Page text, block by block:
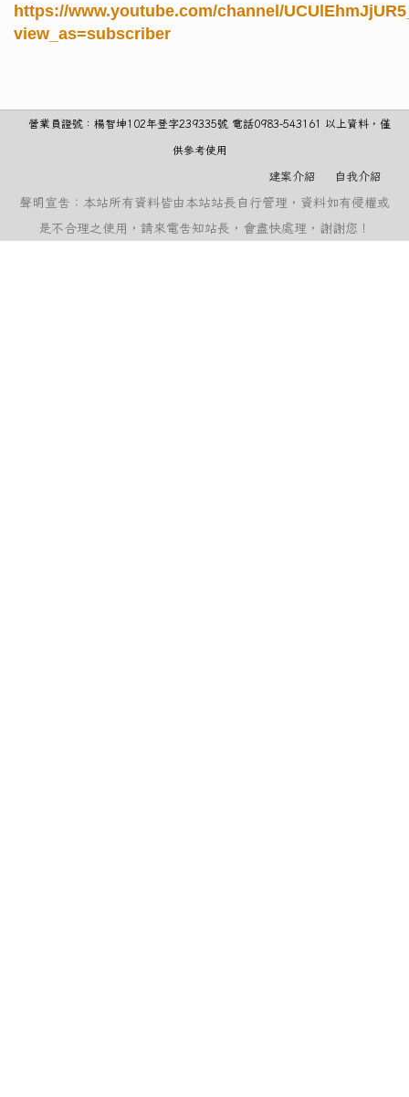
https://www.youtube.com/channel/
view_as=subscriber
營業員證號：楊智坤102年登字239335號 電話0983-543161 以上資料，僅
供參考使用
建案介紹 自我介紹
聲明宣告：本站所有資料皆由本站站長自行管理，資料如有侵權或
是不合理之使用，請來電告知站長，會盡快處理，謝謝您！